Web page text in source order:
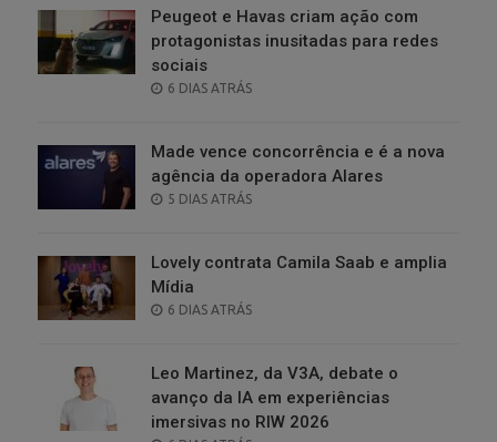
Peugeot e Havas criam ação com
protagonistas inusitadas para redes
sociais
POSTED
6 DIAS ATRÁS
Made vence concorrência e é a nova
agência da operadora Alares
POSTED
5 DIAS ATRÁS
Lovely contrata Camila Saab e amplia
Mídia
POSTED
6 DIAS ATRÁS
Leo Martinez, da V3A, debate o
avanço da IA em experiências
imersivas no RIW 2026